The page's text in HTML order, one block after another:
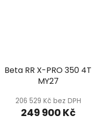
Beta RR X-PRO 350 4T
MY27
206 529 Kč bez DPH
249 900 Kč